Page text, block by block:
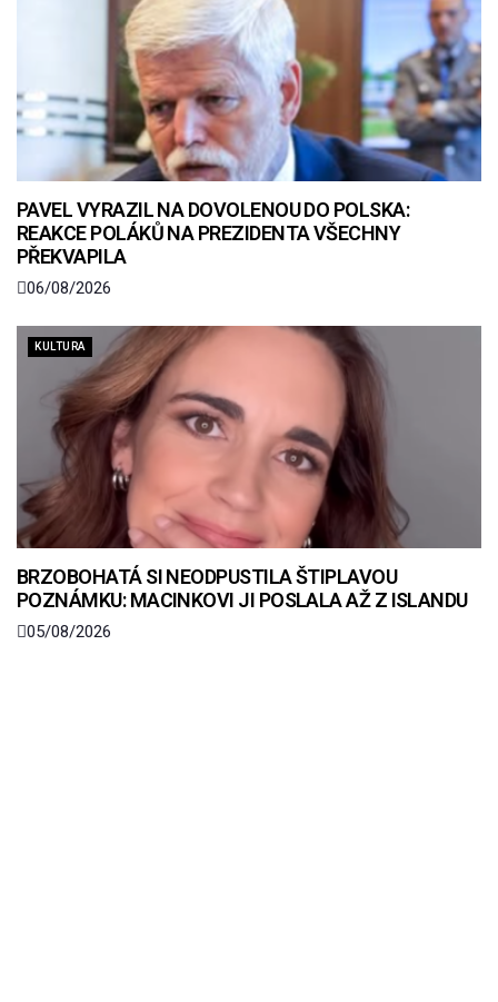
PAVEL VYRAZIL NA DOVOLENOU DO POLSKA:
REAKCE POLÁKŮ NA PREZIDENTA VŠECHNY
PŘEKVAPILA
06/08/2026
KULTURA
BRZOBOHATÁ SI NEODPUSTILA ŠTIPLAVOU
POZNÁMKU: MACINKOVI JI POSLALA AŽ Z ISLANDU
05/08/2026